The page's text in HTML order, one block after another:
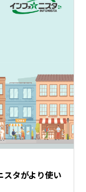
スタがより使い